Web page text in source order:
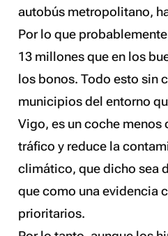
autobús metropolitano,
Por lo que
13 millones que en los
los bonos. Todo esto sin
municipios del entorno
Vigo, es un coche menos
tráfico y reduce la
climático, que dicho sea
que como una evidencia
prioritarios.